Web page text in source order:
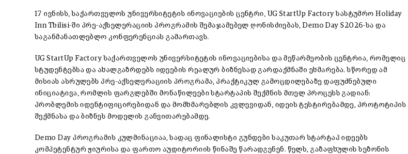
17 ივნისს, საქართველოს უნივერსიტეტის ინოვაციების ცენტრი, UG StartUp Factory სასტუმრო Holiday
Inn Tbilisi-ში პრე-აქსელერაციის პროგრამის შემაჯამებელ ღონისძიებას, Demo Day S2026-სა და
საგანმანათლებლო კონფერენციას გამართავს.
UG StartUp Factory საქართველოს უნივერსიტეტის ინოვაციებისა და მეწარმეობის ცენტრია, რომელიც
სტუდენტებსა და ახალგაზრდებს იდეების რეალურ ბიზნესად გარდაქმნაში ეხმარება. სწორედ ამ
მისიას ასრულებს პრე-აქსელერაციის პროგრამა, პრაქტიკულ გამოცდილებაზე დაფუძნებული
ინიციატივა, რომლის ფარგლებში მონაწილეები სტარტაპის შექმნის მთელ პროცესს გადიან:
პრობლემის იდენტიფიცირებიდან და მომხმარებლის კვლევიდან, იდეის ტესტირებამდე, პროტოტიპის
შექმნასა და ბიზნეს მოდელის განვითარებამდე.
Demo Day პროგრამის კულმინაციაა, სადაც ფინალისტი გუნდები საკუთარ სტარტაპ იდეებს
კომპეტენტურ ჟიურისა და ფართო აუდიტორიის წინაშე წარადგენენ. წელს, გაზაფხულის სეზონის